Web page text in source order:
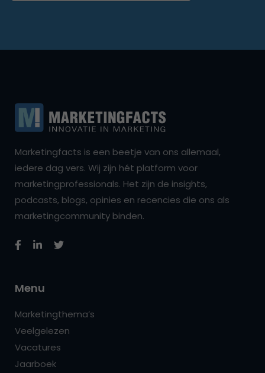
Marketingfacts is een beetje van ons allemaal,
iedere dag vers. Wij zijn hét platform voor
marketingprofessionals. Het zijn de insights,
podcasts, blogs, opinies en recencies die ons als
marketingcommunity binden.
Menu
Marketingthema’s
Veelgelezen
Vacatures
Jaarboek